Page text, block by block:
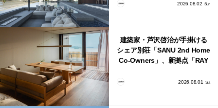
2026.08.02 Sun
建築家・芦沢啓治が手掛ける
シェア別荘「SANU 2nd Home
Co-Owners」、新拠点「RAY
2026.08.01 Sat